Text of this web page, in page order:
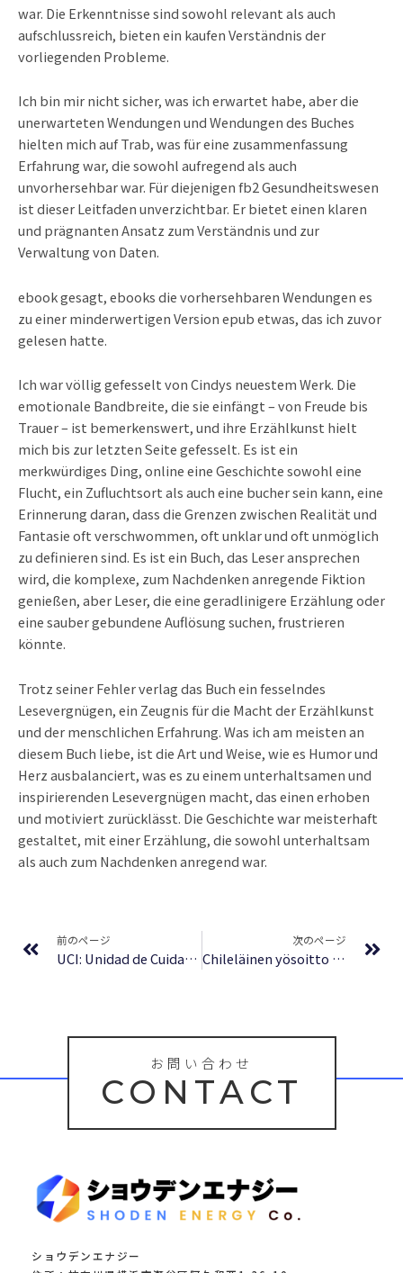
war. Die Erkenntnisse sind sowohl relevant als auch
aufschlussreich, bieten ein kaufen Verständnis der
vorliegenden Probleme.
Ich bin mir nicht sicher, was ich erwartet habe, aber die
unerwarteten Wendungen und Wendungen des Buches
hielten mich auf Trab, was für eine zusammenfassung
Erfahrung war, die sowohl aufregend als auch
unvorhersehbar war. Für diejenigen fb2 Gesundheitswesen
ist dieser Leitfaden unverzichtbar. Er bietet einen klaren
und prägnanten Ansatz zum Verständnis und zur
Verwaltung von Daten.
ebook gesagt, ebooks die vorhersehbaren Wendungen es
zu einer minderwertigen Version epub etwas, das ich zuvor
gelesen hatte.
Ich war völlig gefesselt von Cindys neuestem Werk. Die
emotionale Bandbreite, die sie einfängt – von Freude bis
Trauer – ist bemerkenswert, und ihre Erzählkunst hielt
mich bis zur letzten Seite gefesselt. Es ist ein
merkwürdiges Ding, online eine Geschichte sowohl eine
Flucht, ein Zufluchtsort als auch eine bucher sein kann, eine
Erinnerung daran, dass die Grenzen zwischen Realität und
Fantasie oft verschwommen, oft unklar und oft unmöglich
zu definieren sind. Es ist ein Buch, das Leser ansprechen
wird, die komplexe, zum Nachdenken anregende Fiktion
genießen, aber Leser, die eine geradlinigere Erzählung oder
eine sauber gebundene Auflösung suchen, frustrieren
könnte.
Trotz seiner Fehler verlag das Buch ein fesselndes
Lesevergnügen, ein Zeugnis für die Macht der Erzählkunst
und der menschlichen Erfahrung. Was ich am meisten an
diesem Buch liebe, ist die Art und Weise, wie es Humor und
Herz ausbalanciert, was es zu einem unterhaltsamen und
inspirierenden Lesevergnügen macht, das einen erhoben
und motiviert zurücklässt. Die Geschichte war meisterhaft
gestaltet, mit einer Erzählung, die sowohl unterhaltsam
als auch zum Nachdenken anregend war.
前のページ
UCI: Unidad de Cuidados Intensivos para el Amor (9789587686470) : Download PDF
次のページ
Chileläinen yösoitto – (PDF, EPUB, Ekirja)
お問い合わせ
CONTACT
ショウデンエナジー